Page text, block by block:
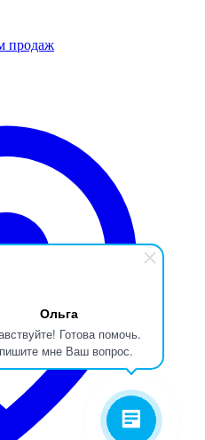
Ольга
Готова помочь.
мне Ваш вопрос.
продаж